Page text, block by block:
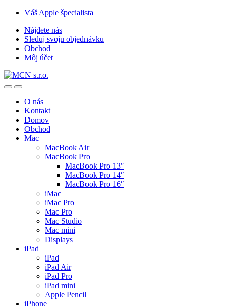
Skip
navigation
Skip
content
Váš Apple špecialista
Nájdete nás
Sleduj svoju objednávku
Obchod
Môj účet
O nás
Kontakt
Domov
Obchod
Mac
MacBook Air
MacBook Pro
MacBook Pro 13″
MacBook Pro 14″
MacBook Pro 16″
iMac
iMac Pro
Mac Pro
Mac Studio
Mac mini
Displays
iPad
iPad
iPad Air
iPad Pro
iPad mini
Apple Pencil
iPhone